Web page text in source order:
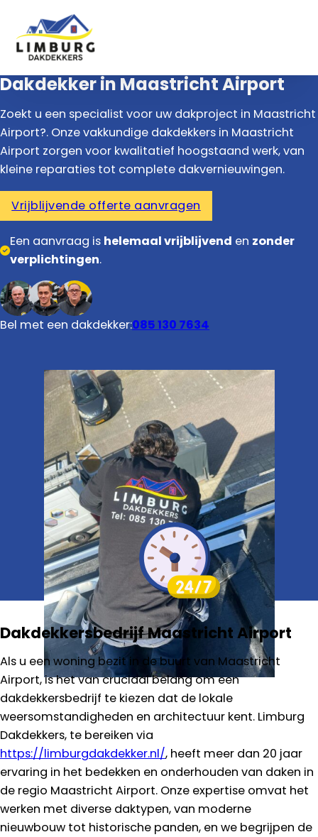
Dakdekker in Maastricht Airport
Zoekt u een specialist voor uw dakproject in Maastricht
Airport?. Onze vakkundige dakdekkers in Maastricht
Airport zorgen voor kwalitatief hoogstaand werk, van
kleine reparaties tot complete dakvernieuwingen.
Vrijblijvende offerte aanvragen
Een aanvraag is helemaal vrijblijvend en zonder
verplichtingen.
Bel met een dakdekker:085 130 7634
Dakdekkersbedrijf Maastricht Airport
Als u een woning bezit in de buurt van Maastricht
Airport, is het van cruciaal belang om een
dakdekkersbedrijf te kiezen dat de lokale
weersomstandigheden en architectuur kent. Limburg
Dakdekkers, te bereiken via
https://limburgdakdekker.nl/, heeft meer dan 20 jaar
ervaring in het bedekken en onderhouden van daken in
de regio Maastricht Airport. Onze expertise omvat het
werken met diverse daktypen, van moderne
nieuwbouw tot historische panden, en we begrijpen de